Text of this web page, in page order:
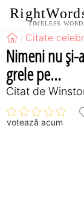
TIMELESS
Citate
Nimeni nu şi-
grele pe...
Citat de
votează acum